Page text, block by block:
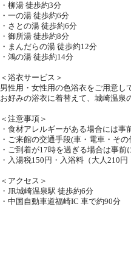
・柳湯 徒歩約3分
・一の湯 徒歩約6分
・さとの湯 徒歩約6分
・御所湯 徒歩約8分
・まんだらの湯 徒歩約12分
・鴻の湯 徒歩約14分
＜浴衣サービス＞
男性用・女性用の色浴衣をご用意し
お好みの浴衣に着替えて、城崎温泉
＜注意事項＞
・食材アレルギーがある場合には事
・ご来館の交通手段(車・電車・そ
・ご到着が17時を過ぎる場合は事前
・入湯税150円・入浴料（大人210
＜アクセス＞
・JR城崎温泉駅 徒歩約6分
・中国自動車道福崎IC 車で約90分